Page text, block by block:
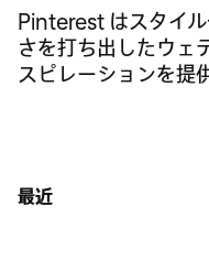
Pinterest はスタイ
さを打ち出したウェ
スピレーションを提
最近